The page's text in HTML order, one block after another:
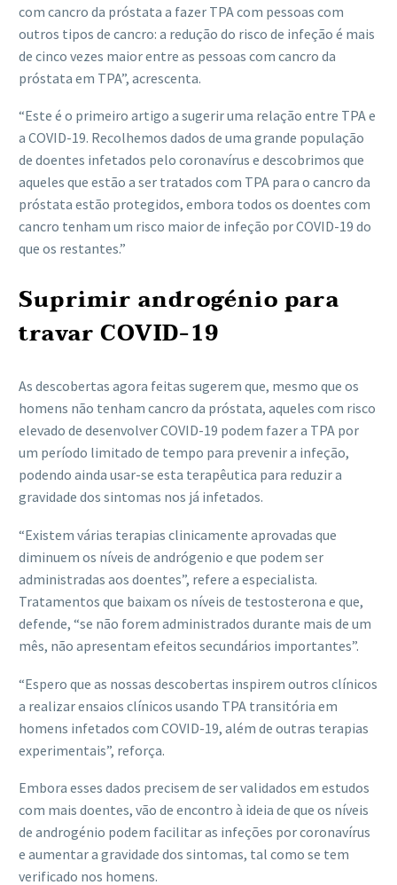
com cancro da próstata a fazer TPA com pessoas com
outros tipos de cancro: a redução do risco de infeção é mais
de cinco vezes maior entre as pessoas com cancro da
próstata em TPA”, acrescenta.
“Este é o primeiro artigo a sugerir uma relação entre TPA e
a COVID-19. Recolhemos dados de uma grande população
de doentes infetados pelo coronavírus e descobrimos que
aqueles que estão a ser tratados com TPA para o cancro da
próstata estão protegidos, embora todos os doentes com
cancro tenham um risco maior de infeção por COVID-19 do
que os restantes.”
Suprimir androgénio para
travar COVID-19
As descobertas agora feitas sugerem que, mesmo que os
homens não tenham cancro da próstata, aqueles com risco
elevado de desenvolver COVID-19 podem fazer a TPA por
um período limitado de tempo para prevenir a infeção,
podendo ainda usar-se esta terapêutica para reduzir a
gravidade dos sintomas nos já infetados.
“Existem várias terapias clinicamente aprovadas que
diminuem os níveis de andrógenio e que podem ser
administradas aos doentes”, refere a especialista.
Tratamentos que baixam os níveis de testosterona e que,
defende, “se não forem administrados durante mais de um
mês, não apresentam efeitos secundários importantes”.
“Espero que as nossas descobertas inspirem outros clínicos
a realizar ensaios clínicos usando TPA transitória em
homens infetados com COVID-19, além de outras terapias
experimentais”, reforça.
Embora esses dados precisem de ser validados em estudos
com mais doentes, vão de encontro à ideia de que os níveis
de androgénio podem facilitar as infeções por coronavírus
e aumentar a gravidade dos sintomas, tal como se tem
verificado nos homens.